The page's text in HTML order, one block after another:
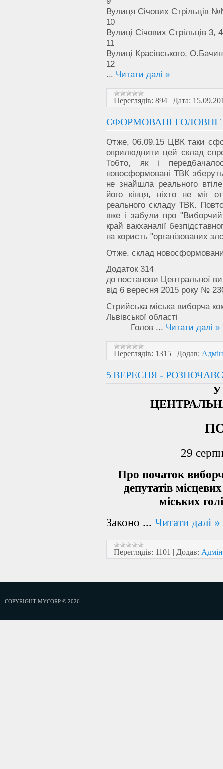
Вулиця Січових Стрільців
10
Вулиці Січових Стрільців 3,
11
Вулиці Красівського,
12
... Читати далі »
Переглядів: 894 | Дата:
СФОРМОВАНІ ГОЛОВНІ
Отже, 06.09.15 ЦВК таки
оприлюднити цей склад
Тобто, як і
новосформовані ТВК
не знайшла реального
його кінця, ніхто не міг
реального складу ТВК.
вже і забули про
край вакханалії
на користь "організованих
Отже, склад
Додаток 314
до постанови Центральної
від 6 вересня 2015 року №
Стрийська міська виборча
Львівської області
Голов ... Читати далі »
Переглядів: 1315 | Додав: Адмін
5 ВЕРЕСНЯ -
У
29
Про початок
депутатів
міських
Законо ... Читати далі »
Переглядів: 1101 | Додав: Адмін
COPYRIGHT MYCORP © 2026